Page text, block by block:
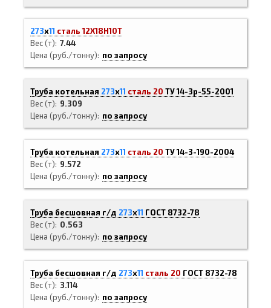
273х11 сталь 12Х18Н10Т
Вес (т) 7.44
Цена (руб./тонну)
по запросу
Труба котельная 273х11 сталь 20 ТУ 14-3р-55-2001
Вес (т)
9.309
Цена (руб./тонну)
по запросу
Труба котельная 273х11 сталь 20 ТУ 14-3-190-2004
Вес (т)
9.572
Цена (руб./тонну)
по запросу
Труба бесшовная г/д 273х11 ГОСТ 8732-78
Вес (т)
0.563
Цена (руб./тонну)
по запросу
Труба бесшовная г/д 273х11 сталь 20 ГОСТ 8732-78
Вес (т)
3.114
Цена (руб./тонну)
по запросу